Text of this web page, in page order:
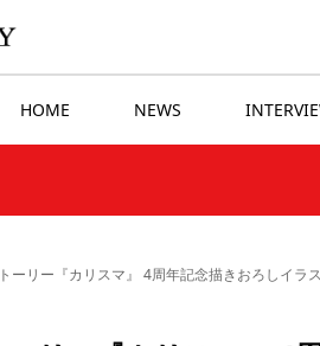
HOME NEWS
ーリー『カリスマ』 4周年記念描きおろしイラ